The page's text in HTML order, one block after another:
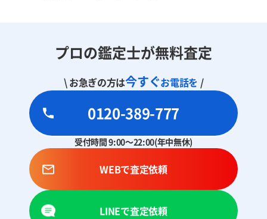
プロの鑑定士が無料査定
\ お急ぎの方は今すぐお電話を /
0120-389-777
受付時間 9:00～22:00(年中無休)
WEBで査定依頼
LINEで査定依頼